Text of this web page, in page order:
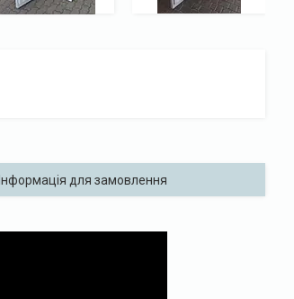
Інформація для замовлення